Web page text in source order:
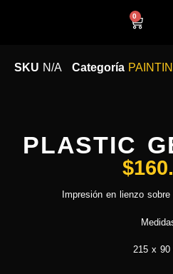
0
SKU N/A Categoría
PLASTIC
$
Impresión en lienzo
215 x 90